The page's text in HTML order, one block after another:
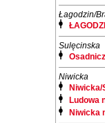
Łagodzin/
Sulęcinska
Niwicka
Ludowa
Niwicka